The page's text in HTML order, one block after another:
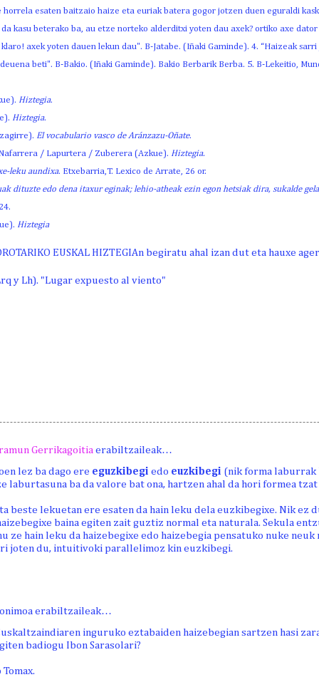
esaten baitzaio haize eta euriak batera gogor jotzen duen eguraldi
kasu beterako ba, au etze norteko alderditxi yoten dau axek? ortiko axe
axek yoten dauen lekun dau". B-Jatabe. (Iñaki Gaminde). 4. “Haizeak
beti". B-Bakio. (Iñaki Gaminde). Bakio Berbarik Berba. 5. B-Lekeitio,
Hiztegia.
Hiztegia.
El vocabulario vasco de Aránzazu-Oñate.
/ Lapurtera / Zuberera (Azkue). Hiztegia.
leku aundixa. Etxebarria,T. Lexico de Arrate, 26 or.
dituzte edo dena itaxur eginak; lehio-atheak ezin egon hetsiak dira, sukalde
Hiztegia
EUSKAL HIZTEGIAn begiratu ahal izan dut eta hauxe
y Lh). "Lugar expuesto al viento"
Gerrikagoitia erabiltzaileak…
lez ba dago ere eguzkibegi edo euzkibegi (nik forma laburrak
laburtasuna ba da valore bat ona, hartzen ahal da hori formea
beste lekuetan ere esaten da hain leku dela euzkibegixe. Nik ez
baina egiten zait guztiz normal eta naturala. Sekula
ze hain leku da haizebegixe edo haizebegia pensatuko nuke
joten du, intuitivoki parallelimoz kin euzkibegi.
erabiltzaileak…
inguruko eztabaiden haizebegian sartzen hasi
badiogu Ibon Sarasolari?